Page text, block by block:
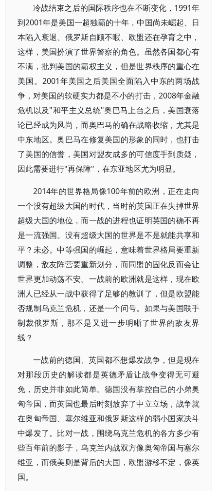
冷战结束之后的国际秩序也在不断变化，1991年
到2001年是美国一超独霸的十年，中国尚未崛起、日
本陷入衰退、俄罗斯自顾不暇、欧盟还在孕育之中，
这样，美国扮演了世界警察的角色。虽然各国都心有
不满，批判美国的霸权主义，但是世界秩序的重心在
美国。2001年美国之后美国全面陷入中东的两场战
争，对美国的软硬实力都是不小的打击，2008年金融
危机以及"和平主义总统"奥巴马上台之后，美国衰落
论已经成为风尚，而奥巴马的确在战略收缩，尤其是
中东地区。奥巴马在修复美国的形象的同时，也打击
了美国的信誉，美国对盟友成多的可信度手到质疑，
因此需要进行"再保障"，在东亚地区尤为明显。
2014年的世界格局像100年前的欧洲，正在走向
一个没有超级大国的时代，当时的英国正在失掉世界
超级大国的地位，而一战的进程也证明英国的确不再
是一流强国。没有超级大国的世界是不是就能共享和
平？未必。中等强国的崛起，意味着世界格局要重新
调整，敌友阵营要重新划分，而同盟的固化反而会让
世界更加动荡不安。一战前的欧洲就是这样，现在欧
洲人已经从一战中获得了足够的教训了，但是欧盟能
否规制乌克兰危机，还是一个问号。如果与美国联手
制裁俄罗斯，那不是又进一步明晰了世界的敌友界
线？
一战前的德国、英国都不想爆发战争，但是现在
对那段历史的解读都是英德矛盾让战争变得无可避
免，历史并非如此简单。德国没有掌控自己的小弟奥
匈帝国，而英国也最后时刻放弃了中立立场，战争就
在奥匈帝国、塞尔维亚和俄罗斯这样的弱小国家决斗
中爆发了。比对一战，围绕乌克兰危机的各方多少有
些百年前的影子，乌克兰内战双方像奥匈帝国与塞尔
维亚，而俄美则是背后的大国，欧盟游移不定，像英
国。